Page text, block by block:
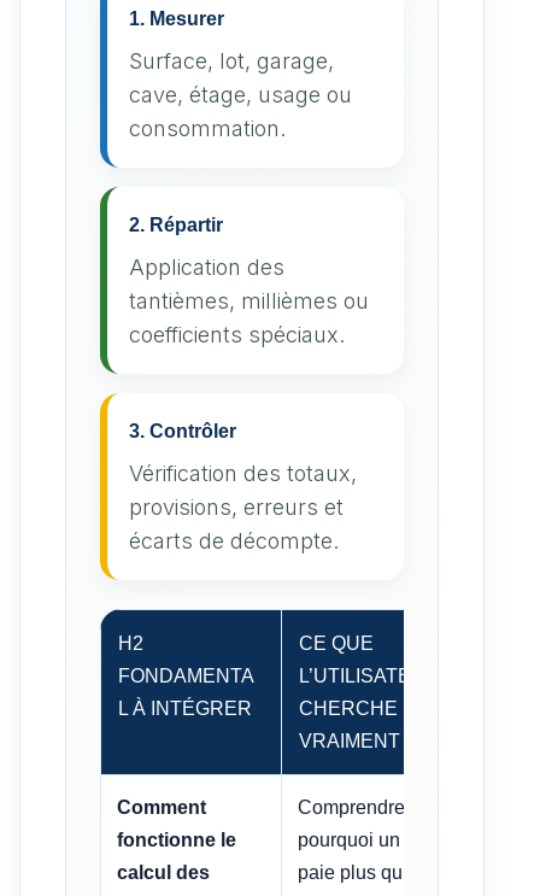
1. Mesurer
Surface, lot, garage,
cave, étage, usage ou
consommation.
2. Répartir
Application des
tantièmes, millièmes ou
coefficients spéciaux.
3. Contrôler
Vérification des totaux,
provisions, erreurs et
écarts de décompte.
H2
FONDAMENTA
L À INTÉGRER
CE QUE
L’UTILISATEUR
CHERCHE
VRAIMENT
Comment
fonctionne le
calcul des
Comprendre
pourquoi un lot
paie plus qu’un